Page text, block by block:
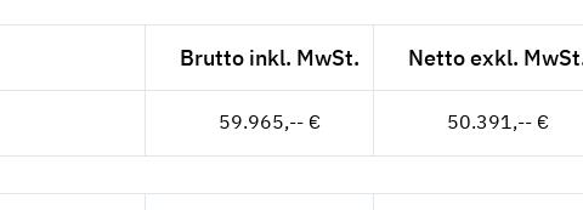
Brutto inkl. MwSt. Netto exkl.
59.965,-- € 50.391,-- €